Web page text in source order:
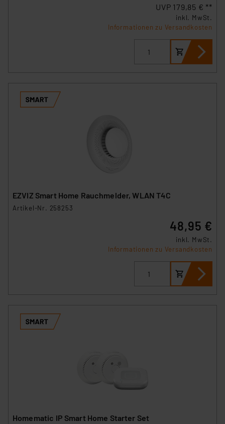
UVP 179,85 € **
inkl. MwSt.
Informationen zu Versandkosten
EZVIZ Smart Home Rauchmelder, WLAN T4C
Artikel-Nr. 258253
48,95 €
inkl. MwSt.
Informationen zu Versandkosten
Homematic IP Smart Home Starter Set